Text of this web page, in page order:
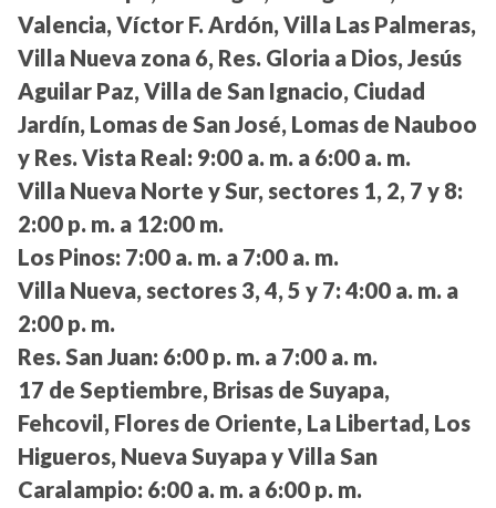
Valencia, Víctor F. Ardón, Villa Las Palmeras,
Villa Nueva zona 6, Res. Gloria a Dios, Jesús
Aguilar Paz, Villa de San Ignacio, Ciudad
Jardín, Lomas de San José, Lomas de Nauboo
y Res. Vista Real: 9:00 a. m. a 6:00 a. m.
Villa Nueva Norte y Sur, sectores 1, 2, 7 y 8:
2:00 p. m. a 12:00 m.
Los Pinos: 7:00 a. m. a 7:00 a. m.
Villa Nueva, sectores 3, 4, 5 y 7: 4:00 a. m. a
2:00 p. m.
Res. San Juan: 6:00 p. m. a 7:00 a. m.
17 de Septiembre, Brisas de Suyapa,
Fehcovil, Flores de Oriente, La Libertad, Los
Higueros, Nueva Suyapa y Villa San
Caralampio: 6:00 a. m. a 6:00 p. m.